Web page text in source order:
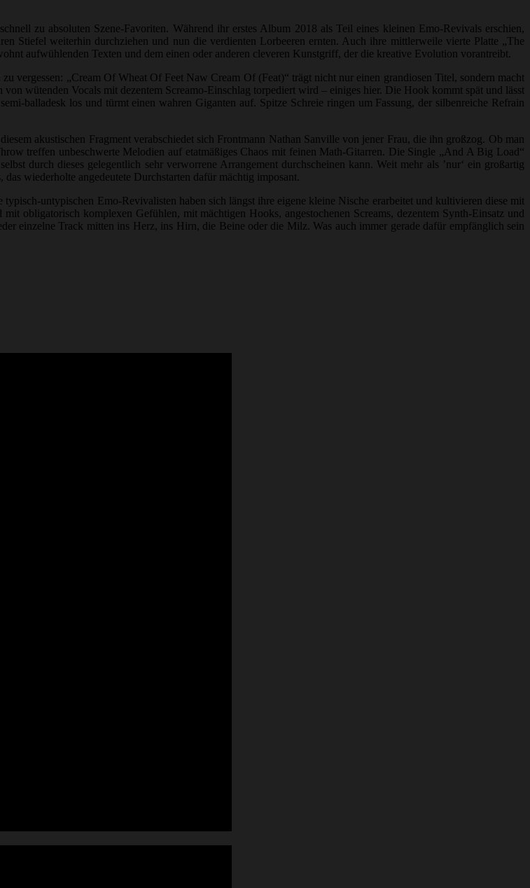
zu absoluten Szene-Favoriten. Während ihr erstes Album 2018 als Teil eines kleinen Emo-Revivals erschien,
Stiefel weiterhin durchziehen und nun die verdienten Lorbeeren ernten. Auch ihre mittlerweile vierte Platte „The
aufwühlenden Texten und dem einen oder anderen cleveren Kunstgriff, der die kreative Evolution vorantreibt.
vergessen: „Cream Of Wheat Of Feet Naw Cream Of (Feat)“ trägt nicht nur einen grandiosen Titel, sondern macht
wütenden Vocals mit dezentem Screamo-Einschlag torpediert wird – einiges hier. Die Hook kommt spät und lässt
balladesk los und türmt einen wahren Giganten auf. Spitze Schreie ringen um Fassung, der silbenreiche Refrain
akustischen Fragment verabschiedet sich Frontmann Nathan Sanville von jener Frau, die ihn großzog. Ob man
treffen unbeschwerte Melodien auf etatmäßiges Chaos mit feinen Math-Gitarren. Die Single „And A Big Load“
durch dieses gelegentlich sehr verworrene Arrangement durchscheinen kann. Weit mehr als ’nur‘ ein großartig
wiederholte angedeutete Durchstarten dafür mächtig imposant.
untypischen Emo-Revivalisten haben sich längst ihre eigene kleine Nische erarbeitet und kultivieren diese mit
obligatorisch komplexen Gefühlen, mit mächtigen Hooks, angestochenen Screams, dezentem Synth-Einsatz und
einzelne Track mitten ins Herz, ins Hirn, die Beine oder die Milz. Was auch immer gerade dafür empfänglich sein